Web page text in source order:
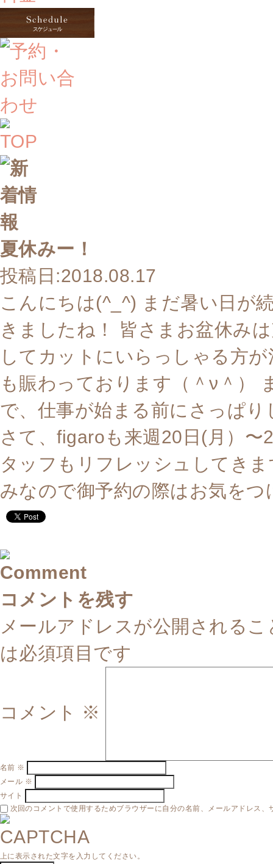
夏休みー！
投稿日:2018.08.17
こんにちは(^_^) まだ暑い日が
きましたね！ 皆さまお盆休み
してカットにいらっしゃる方
も賑わっております（＾ν＾）
で、仕事が始まる前にさっぱ
さて、figaroも来週20日(月）
タッフもリフレッシュしてき
みなので御予約の際はお気を
コメントを残す
メールアドレスが公開される
は必須項目です
コメント ※
名前 ※
メール ※
サイト
次回のコメントで使用するためブラウザーに自分の名前、メールアドレス、
上に表示された文字を入力してください。